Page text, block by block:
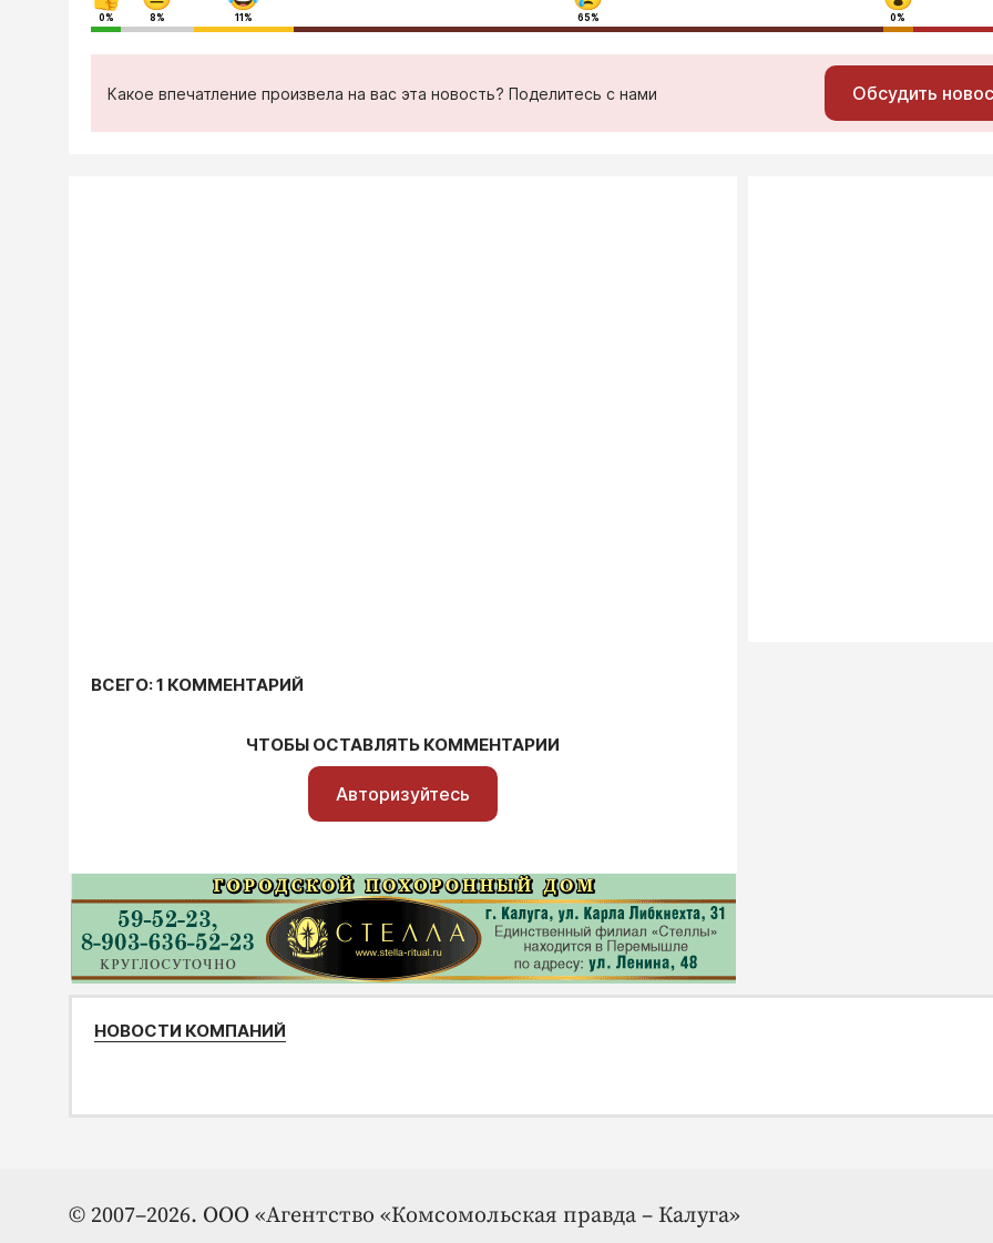
0% 8% 11% 65% 0%
Какое впечатление произвела на вас эта новость? Поделитесь с нами Обсудить
ВСЕГО: 1 КОММЕНТАРИЙ
ЧТОБЫ ОСТАВЛЯТЬ КОММЕНТАРИИ
Авторизуйтесь
НОВОСТИ КОМПАНИЙ
© 2007–2026. ООО «Агентство «Комсомольская правда – Калуга»